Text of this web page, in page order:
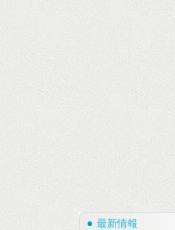
最新情報